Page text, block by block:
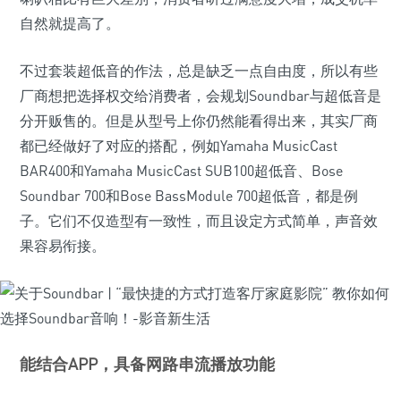
自然就提高了。
不过套装超低音的作法，总是缺乏一点自由度，所以有些
厂商想把选择权交给消费者，会规划Soundbar与超低音是
分开贩售的。但是从型号上你仍然能看得出来，其实厂商
都已经做好了对应的搭配，例如Yamaha MusicCast
BAR400和Yamaha MusicCast SUB100超低音、Bose
Soundbar 700和Bose BassModule 700超低音，都是例
子。它们不仅造型有一致性，而且设定方式简单，声音效
果容易衔接。
能结合APP，具备网路串流播放功能